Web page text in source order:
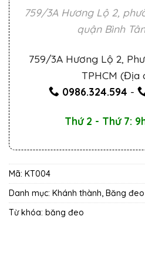
759/3A Hương Lộ 2,
quận Bình
759/3A Hương Lộ 2,
TPHCM (Địa
0986.324.594 -
Thứ 2 - Thứ 7:
Mã: KT004
Danh mục: Khánh thành, Băng đeo
Từ khóa: băng đeo